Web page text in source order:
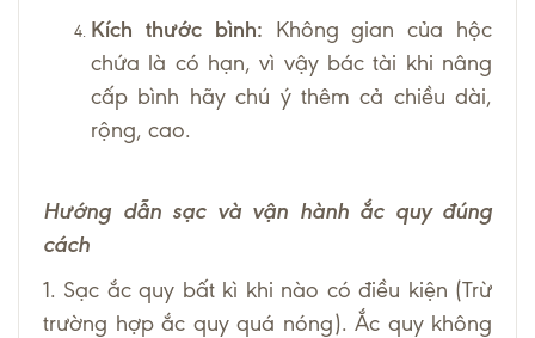
Kích thước bình: Không gian của hộc
chứa là có hạn, vì vậy bác tài khi nâng
cấp bình hãy chú ý thêm cả chiều dài,
rộng, cao.
Hướng dẫn sạc và vận hành ắc quy đúng
cách
1. Sạc ắc quy bất kì khi nào có điều kiện (Trừ
trường hợp ắc quy quá nóng). Ắc quy không